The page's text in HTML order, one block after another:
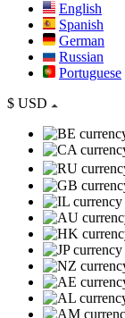
English
Spanish
German
Russian
Portuguese
$ USD